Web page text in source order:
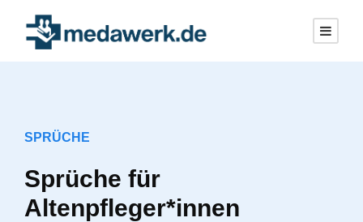
SPRÜCHE
Sprüche für
Altenpfleger*innen